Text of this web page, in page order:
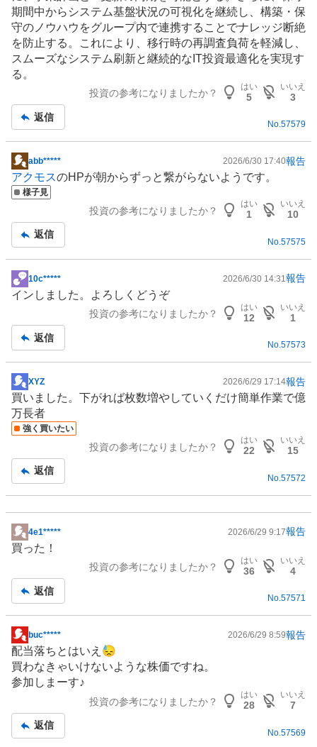
期間中からシステム基盤状況の可視化を継続し、構築・保
守のノウハウをグループ内で連携することでナレッジ断絶
を防止する。これにより、移行時の再調査負荷を軽減し、
スムーズなシステム刷新と継続的なIT投資最適化を実現す
る。
投資の参考になりましたか？
はい
5
いいえ
3
返信
No.57579
掲
示
板
abb***** 2026/6/30 17:40報告
アクモスのHPが朝からずっと繋がらないようです。
様子見
投資の参考になりましたか？
はい
1
いいえ
10
返信
No. 57575
掲
示
事
10c***** 2026/6/30 14:31 報告
インしました。よろしくどうぞ
投資の参考になりましたか？
はい
12
いいえ
1
返信
No.57573
掲
示
板
記
XYZ 2026/6/29 17:14報告
買いました。下がれば枚数増やしていくだけ簡単作業で億
万長者
強く買いたい
投資の参考になりましたか？
はい
22
いいえ
15
返信
No. 57572
掲
示
事
4e1***** 2026/6/29 9:17報告
買った！
投資の参考になりましたか？
はい
36
いいえ
4
返信
No.57571
掲
示
板
記
buc***** 2026/6/29 8:59報告
配当落ちとはいえ😓
買わなきゃいけないような株価ですね。
参加しまーす♪
投資の参考になりましたか？
はい
28
いいえ
7
返信
No. 57569